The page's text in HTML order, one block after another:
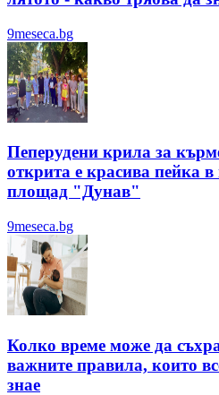
9meseca.bg
Пеперудени крила за
открита е красива пейка
площад "Дунав"
9meseca.bg
Колко време може да
важните правила, които
знае